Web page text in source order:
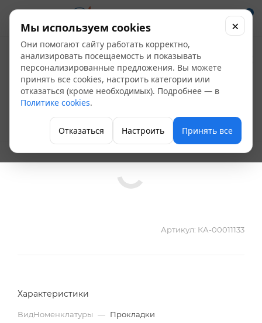
0
Прокладка
ремонтная Royal
Thermo (белая)
Уплотнительные материалы
Артикул: КА-00011133
Характеристики
ВидНоменклатуры — Прокладки
Мы используем cookies
Они помогают сайту работать корректно,
анализировать посещаемость и показывать
персонализированные предложения. Вы можете
принять все cookies, настроить категории или
отказаться (кроме необходимых). Подробнее — в
Политике cookies.
Отказаться Настроить Принять все
×